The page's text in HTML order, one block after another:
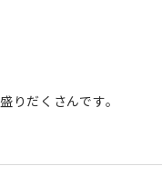
りだくさんです。